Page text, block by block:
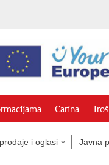
Carina
i oglasi Javna